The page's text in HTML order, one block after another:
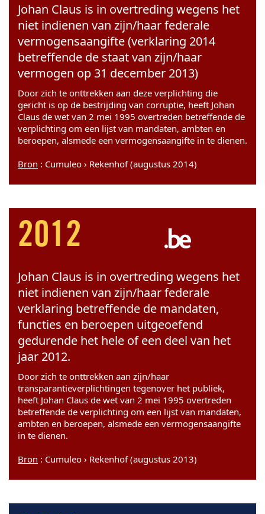
Johan Claus is in overtreding wegens het
niet indienen van zijn/haar federale
vermogensaangifte (verklaring 2014
betreffende de staat van zijn/haar
vermogen op 31 december 2013)
Door zich te onttrekken aan deze verplichting die
gericht is op de bestrijding van corruptie, heeft Johan
Claus de wet van 2 mei 1995 overtreden betreffende de
verplichting om een lijst van mandaten, ambten en
beroepen, alsmede een vermogensaangifte in te dienen.
Bron : Cumuleo › Rekenhof (augustus 2014)
2012
Johan Claus is in overtreding wegens het
niet indienen van zijn/haar federale
verklaring betreffende de mandaten,
functies en beroepen uitgeoefend
gedurende het hele of een deel van het
jaar 2012.
Door zich te onttrekken aan zijn/haar
transparantieverplichtingen tegenover het publiek,
heeft Johan Claus de wet van 2 mei 1995 overtreden
betreffende de verplichting om een lijst van mandaten,
ambten en beroepen, alsmede een vermogensaangifte
in te dienen.
Bron : Cumuleo › Rekenhof (augustus 2013)